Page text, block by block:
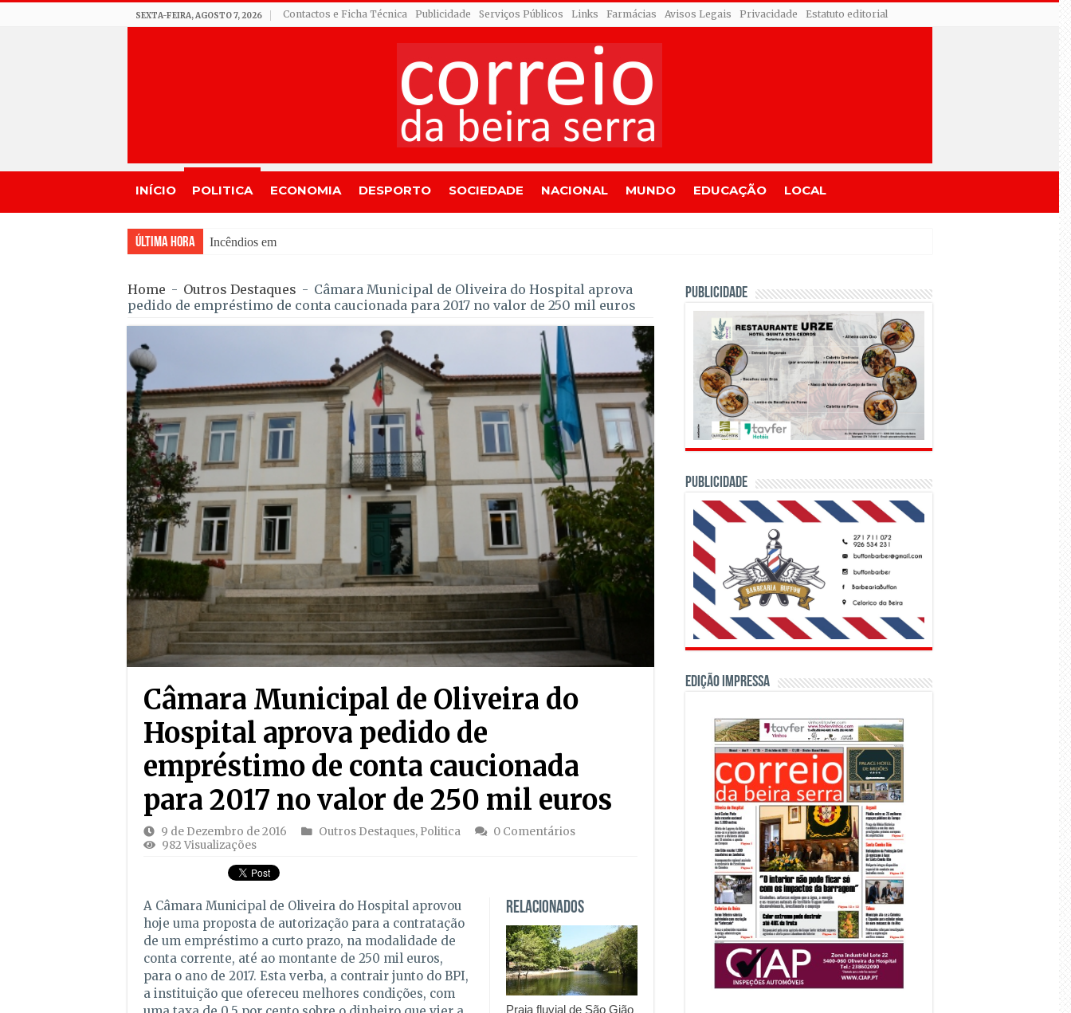
SEXTA-FEIRA, AGOSTO 7, 2026 Contactos e Ficha Técnica Publicidade Serviços Públicos Links Farmácias Avisos Legais Privacidade Estatuto editorial
INÍCIO POLITICA ECONOMIA DESPORTO SOCIEDADE NACIONAL MUNDO EDUCAÇÃO LOCAL
Última Hora Incêndios em Fornos de Algodres entram em fase de
Home - Outros Destaques - Câmara Municipal de Oliveira do Hospital aprova
pedido de empréstimo de conta caucionada para 2017 no valor de 250 mil euros
Câmara Municipal de Oliveira do
Hospital aprova pedido de
empréstimo de conta caucionada
para 2017 no valor de 250 mil euros
9 de Dezembro de 2016 Outros Destaques, Politica
0 Comentários
982 Visualizações
Relacionados
Praia fluvial de São Gião
A Câmara Municipal de Oliveira do Hospital aprovou
hoje uma proposta de autorização para a contratação
de um empréstimo a curto prazo, na modalidade de
conta corrente, até ao montante de 250 mil euros,
para o ano de 2017. Esta verba, a contrair junto do BPI,
a instituição que ofereceu melhores condições, com
PUBLICIDADE
PUBLICIDADE
Edição Impressa